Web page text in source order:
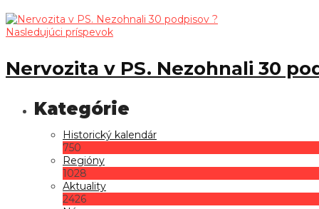
Nasledujúci príspevok
Nervozita v PS. Nezohnali 30
Historický kalendár
750
Regióny
1028
Aktuality
2426